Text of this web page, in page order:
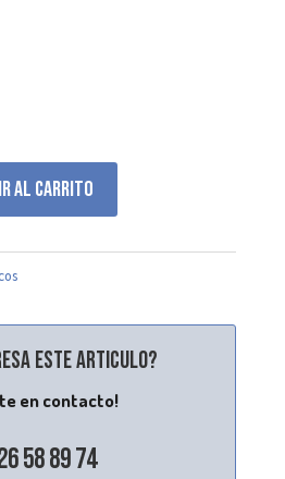
al carrito
este articulo?
en contacto!
58 89 74